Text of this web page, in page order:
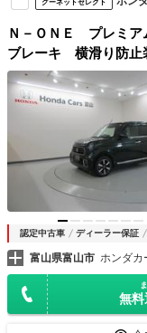
グーネットセレクト
Ｎ－ＯＮＥ プレミ
ブレーキ 横滑り防
ー レーンアシスト
ートヒーター カー
認定中古車 ディーラー保証
富山県富山市 ホンダカ
無